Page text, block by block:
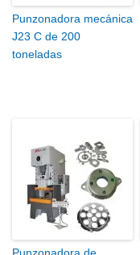
Punzonadora mecánica
J23 C de 200
toneladas